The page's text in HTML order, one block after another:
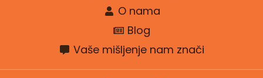
O nama
Blog
Vaše mišljenje nam znači